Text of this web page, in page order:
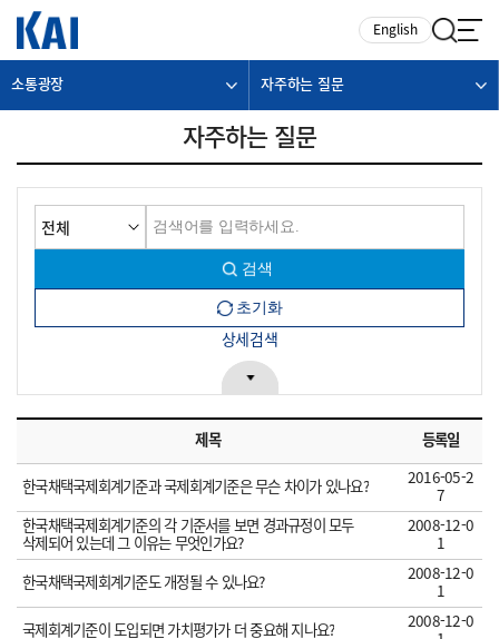
English
소통광장 자주하는 질문
자주하는 질문
상세검색
제목 등록일
한국채택국제회계기준과 국제회계기준은 무슨 차이가 있나요?
2016-05-2
7
한국채택국제회계기준의 각 기준서를 보면 경과규정이 모두
삭제되어 있는데 그 이유는 무엇인가요?
2008-12-0
1
한국채택국제회계기준도 개정될 수 있나요?
2008-12-0
1
국제회계기준이 도입되면 가치평가가 더 중요해 지나요?
2008-12-0